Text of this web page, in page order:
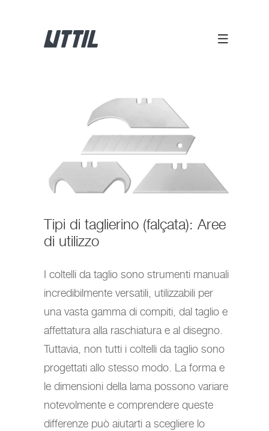
Tipi di taglierino (falçata): Aree
di utilizzo
I coltelli da taglio sono strumenti manuali
incredibilmente versatili, utilizzabili per
una vasta gamma di compiti, dal taglio e
affettatura alla raschiatura e al disegno.
Tuttavia, non tutti i coltelli da taglio sono
progettati allo stesso modo. La forma e
le dimensioni della lama possono variare
notevolmente e comprendere queste
differenze può aiutarti a scegliere lo